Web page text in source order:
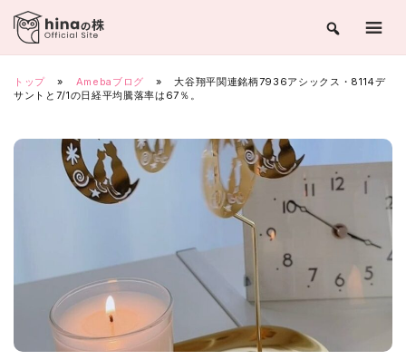
Skip
content
トップ » Amebaブログ »
大谷翔平関連銘柄7936アシックス・8114デ
サントと7/1の日経平均騰落率は67％。